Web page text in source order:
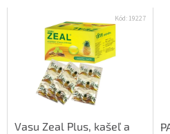
Vasu Zeal Plus, kašeľ a
Kód: 19227